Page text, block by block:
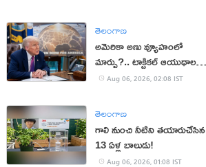
తెలంగాణ
అమెరికా అణు వ్యూహంలో
మార్పు?.. టాక్టికల్ ఆయుధాలకు
ప్రాధాన్యం!
Aug 06, 2026, 02:08 IST
తెలంగాణ
గాలి నుంచి నీటిని తయారుచేసిన
13 ఏళ్ల బాలుడు!
Aug 06, 2026, 01:08 IST